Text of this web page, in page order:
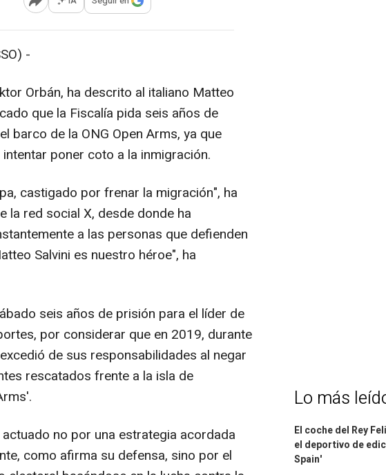
Abrir opciones para compartir
-
Orbán, ha descrito al italiano Matteo
que la Fiscalía pida seis años de
barco de la ONG Open Arms, ya que
poner coto a la inmigración.
castigado por frenar la migración", ha
la red social X, desde donde ha
a las personas que defienden
Salvini es nuestro héroe", ha
seis años de prisión para el líder de
por considerar que en 2019, durante
de sus responsabilidades al negar
rescatados frente a la isla de
no por una estrategia acordada
como afirma su defensa, sino por el
Lo más
El coche del Rey
el deportivo de
Spain'